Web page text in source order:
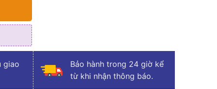
giao
Bảo hành trong 24 giờ kể
từ khi nhận thông báo.